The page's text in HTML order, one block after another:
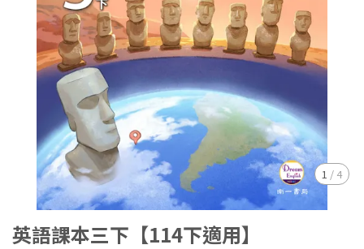
1 / 4
英語課本三下【114下適用】